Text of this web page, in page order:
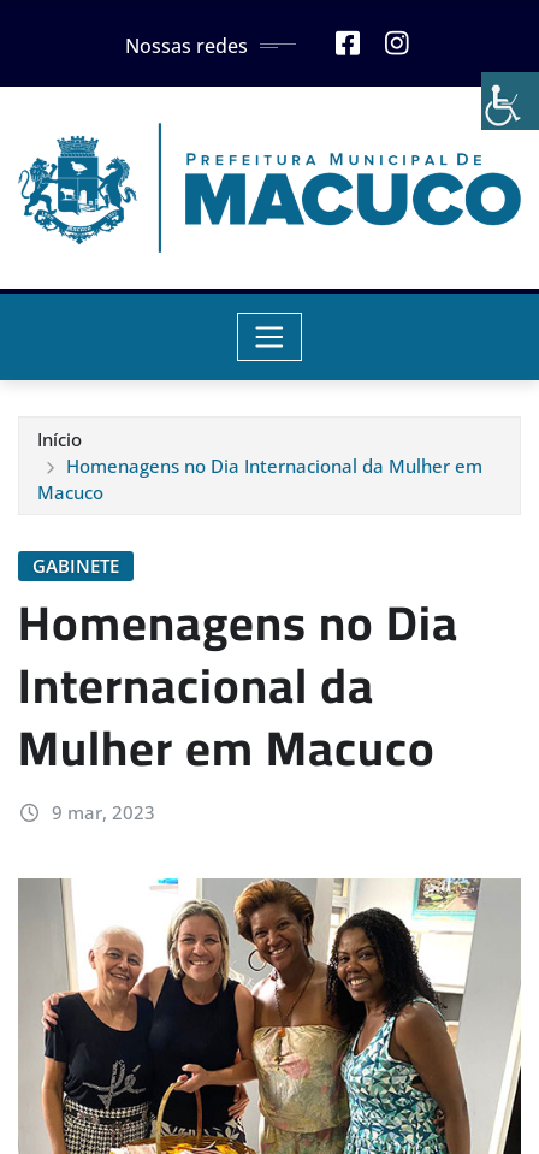
Nossas redes
Início
Homenagens no Dia Internacional da Mulher em
Macuco
GABINETE
Homenagens no Dia
Internacional da
Mulher em Macuco
9 mar, 2023